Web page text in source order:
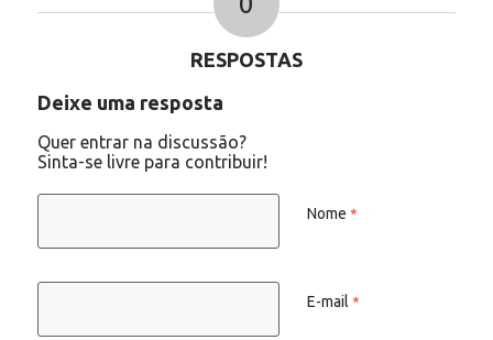
RESPOSTAS
Deixe uma resposta
Quer entrar na discussão?
Sinta-se livre para contribuir!
Nome *
E-mail *